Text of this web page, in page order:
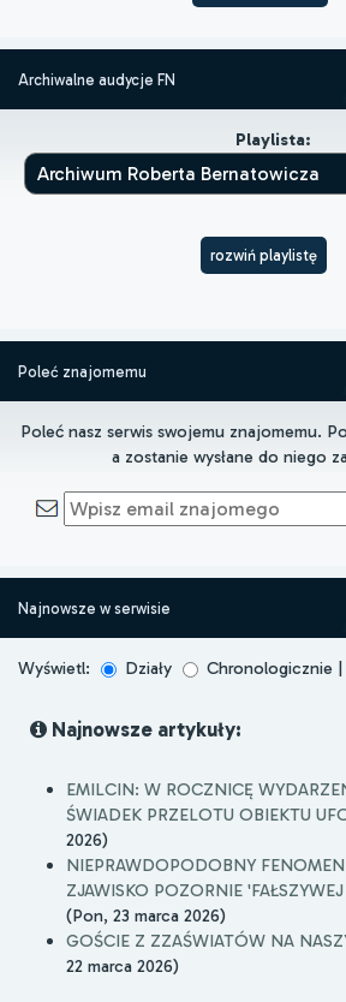
Archiwalne audycje FN
Playlista:
rozwiń playlistę
Poleć znajomemu
Poleć nasz serwis swojemu znajomemu.
a zostanie wysłane do niego
Najnowsze w serwisie
Wyświetl: Działy Chronologicznie |
Najnowsze artykuły:
EMILCIN: W ROCZNICĘ
ŚWIADEK PRZELOTU OBIEKTU
2026)
NIEPRAWDOPODOBNY
ZJAWISKO POZORNIE
(Pon, 23 marca 2026)
GOŚCIE Z ZZAŚWIATÓW NA
22 marca 2026)